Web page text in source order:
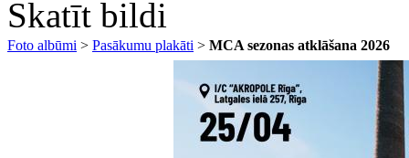
Skatīt bildi
Foto albūmi > Pasākumu plakāti > MCA sezonas atklāšana 2026